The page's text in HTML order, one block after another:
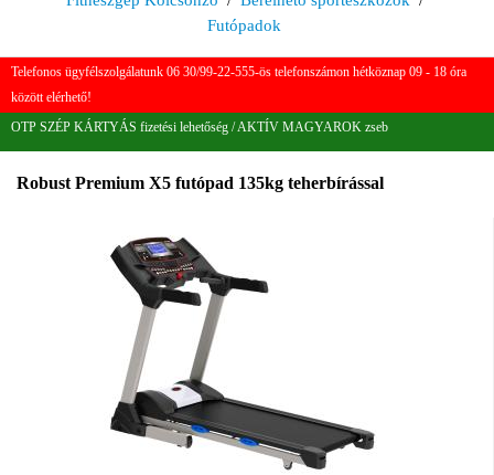
Futópadok
Telefonos ügyfélszolgálatunk 06 30/99-22-555-ös telefonszámon hétköznap 09 - 18 óra
között elérhető!
OTP SZÉP KÁRTYÁS fizetési lehetőség / AKTÍV MAGYAROK zseb
Robust Premium X5 futópad 135kg teherbírással